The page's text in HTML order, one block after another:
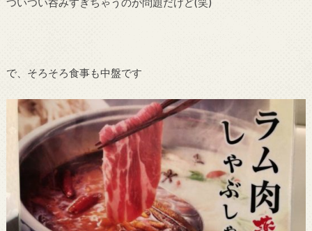
で、そろそろ食事も中盤です